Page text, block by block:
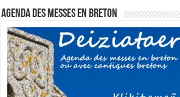
Agenda des messes en breton